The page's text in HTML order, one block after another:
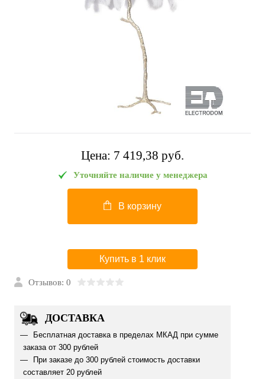
Цена: 7 419,38 pуб.
Уточняйте наличие у менеджера
В корзину
Купить в 1 клик
Отзывов: 0
ДОСТАВКА
Бесплатная доставка в пределах МКАД при сумме
заказа от 300 рублей
При заказе до 300 рублей стоимость доставки
составляет 20 рублей